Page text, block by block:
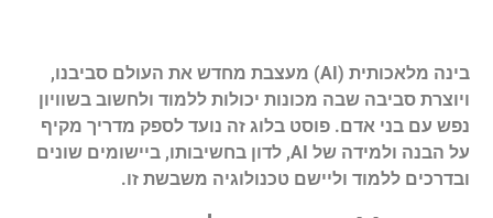
בינה מלאכותית (AI) מעצבת מחדש את העולם סביבנו,
ויוצרת סביבה שבה מכונות יכולות ללמוד ולחשוב בשוויון
נפש עם בני אדם. פוסט בלוג זה נועד לספק מדריך מקיף
על הבנה ולמידה של AI, לדון בחשיבותו, ביישומים שונים
ובדרכים ללמוד וליישם טכנולוגיה משבשת זו.